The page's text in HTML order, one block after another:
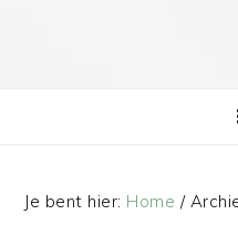
Je bent hier: Home /